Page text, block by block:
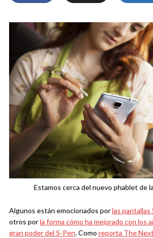
Estamos cerca del nuevo phablet de
Algunos están emocionados porlas pantallas
otros porla forma cómo ha mejorado con los
gran poder del S-Pen. Como reporta The